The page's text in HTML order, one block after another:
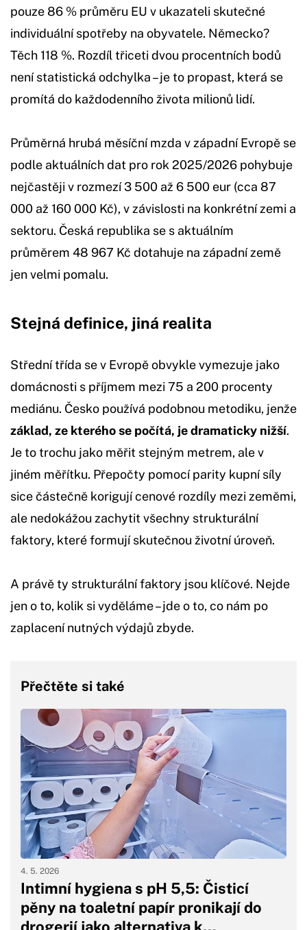
pouze 86 % průměru EU v ukazateli skutečné
individuální spotřeby na obyvatele. Německo?
Těch 118 %. Rozdíl třiceti dvou procentních bodů
není statistická odchylka – je to propast, která se
promítá do každodenního života milionů lidí.
Průměrná hrubá měsíční mzda v západní Evropě se
podle aktuálních dat pro rok 2025/2026 pohybuje
nejčastěji v rozmezí 3 500 až 6 500 eur (cca 87
000 až 160 000 Kč), v závislosti na konkrétní zemi a
sektoru. Česká republika se s aktuálním
průměrem 48 967 Kč dotahuje na západní země
jen velmi pomalu.
Stejná definice, jiná realita
Střední třída se v Evropě obvykle vymezuje jako
domácnosti s příjmem mezi 75 a 200 procenty
mediánu. Česko používá podobnou metodiku, jenže
základ, ze kterého se počítá, je dramaticky nižší.
Je to trochu jako měřit stejným metrem, ale v
jiném měřítku. Přepočty pomocí parity kupní síly
sice částečně korigují cenové rozdíly mezi zeměmi,
ale nedokážou zachytit všechny strukturální
faktory, které formují skutečnou životní úroveň.
A právě ty strukturální faktory jsou klíčové. Nejde
jen o to, kolik si vyděláme – jde o to, co nám po
zaplacení nutných výdajů zbyde.
Přečtěte si také
Intimní hygiena s pH 5,5: Čisticí
pěny na toaletní papír pronikají do
drogerií jako alternativa k…
4. 5. 2026